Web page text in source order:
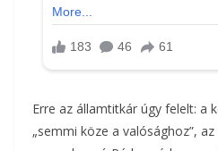
Erre az államtitkár úgy felelt: a
„semmi köze a valósághoz”,